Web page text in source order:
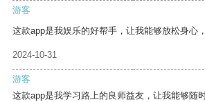
游客
这款app是我娱乐的好帮手，让我能够放松身心
2024-10-31
游客
这款app是我学习路上的良师益友，让我能够随